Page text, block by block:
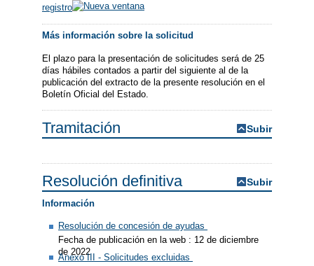
registro
Más información sobre la solicitud
El plazo para la presentación de solicitudes será de 25
días hábiles contados a partir del siguiente al de la
publicación del extracto de la presente resolución en el
Boletín Oficial del Estado.
Tramitación Subir
Resolución definitiva Subir
Información
Resolución de concesión de ayudas
Fecha de publicación en la web : 12 de diciembre
de 2022
Anexo III - Solicitudes excluidas